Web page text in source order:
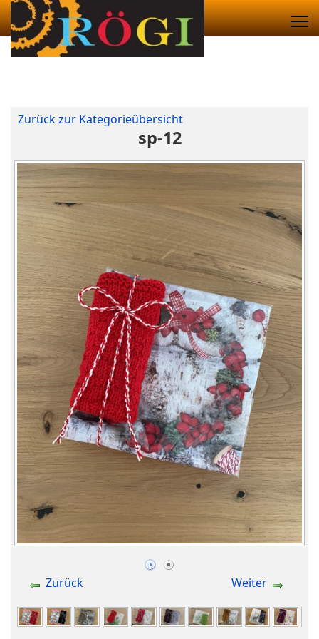
Zurück zur Kategorieübersicht
sp-12
Zurück Weiter